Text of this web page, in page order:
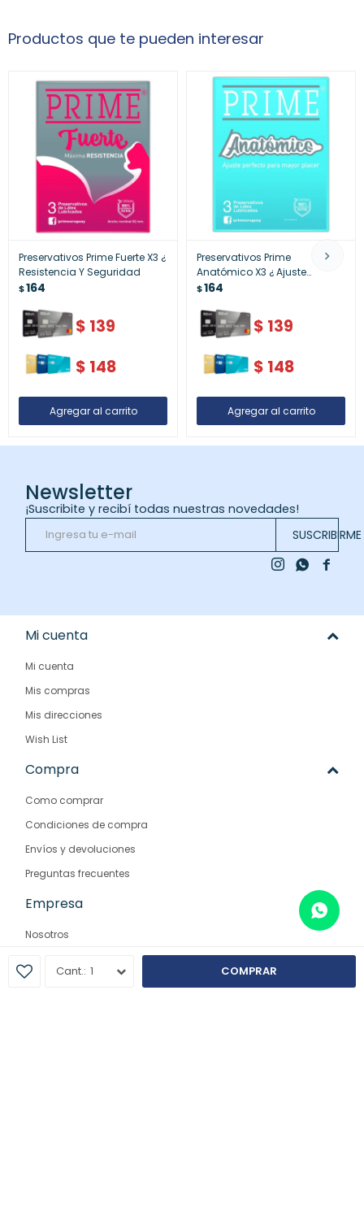
1 COMPRAR
Productos que te pueden interesar
Preservativos Prime Fuerte X3 ¿
Resistencia Y Seguridad
$164
$ 139
$ 148
Preservativos Prime
Anatómico X3 ¿ Ajuste
Cómodo
$164
$ 139
$ 148
Newsletter
¡Suscribite y recibí todas nuestras novedades!
SUSCRIBIRME

 
Mi cuenta
Mi cuenta
Mis compras
Mis direcciones
Wish List
Compra
Como comprar
Condiciones de compra
Envíos y devoluciones
Preguntas frecuentes
Empresa
Nosotros